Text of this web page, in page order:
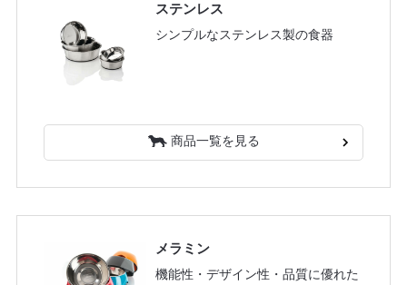
ステンレス
シンプルなステンレス製の食器
商品一覧を見る
メラミン
機能性・デザイン性・品質に優れた